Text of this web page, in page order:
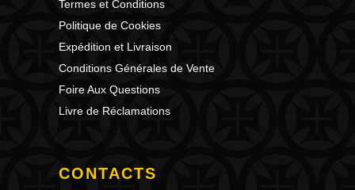
Termes et Conditions
Politique de Cookies
Expédition et Livraison
Conditions Générales de Vente
Foire Aux Questions
Livre de Réclamations
CONTACTS